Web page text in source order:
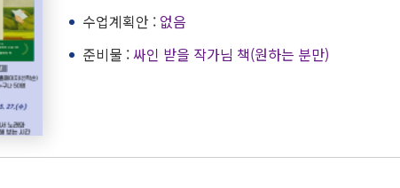
수업계획안 : 없음
준비물 :싸인 받을 작가님 책(원하는 분만)